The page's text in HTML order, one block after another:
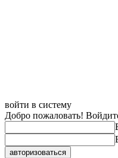
войти в систему
Добро пожаловать!